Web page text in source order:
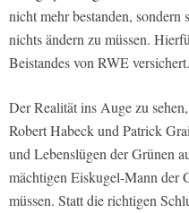
nicht mehr bestanden, sondern
nichts ändern zu müssen.
Beistandes von RWE versichert.
Der Realität ins Auge zu
Robert Habeck und Patrick
und Lebenslügen der Grünen
mächtigen Eiskugel-Mann der
müssen. Statt die richtigen